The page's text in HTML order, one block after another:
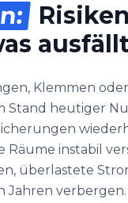
Risiken
Klemmen oder
Stand heutiger
instabil
überlastete
Jahren verbergen.